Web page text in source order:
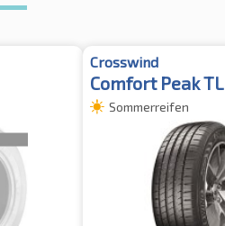
Crosswind
Comfort Peak TL
Sommerreifen